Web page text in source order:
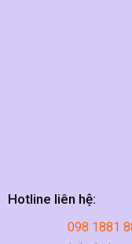
Hotline liên hệ:
098 1881